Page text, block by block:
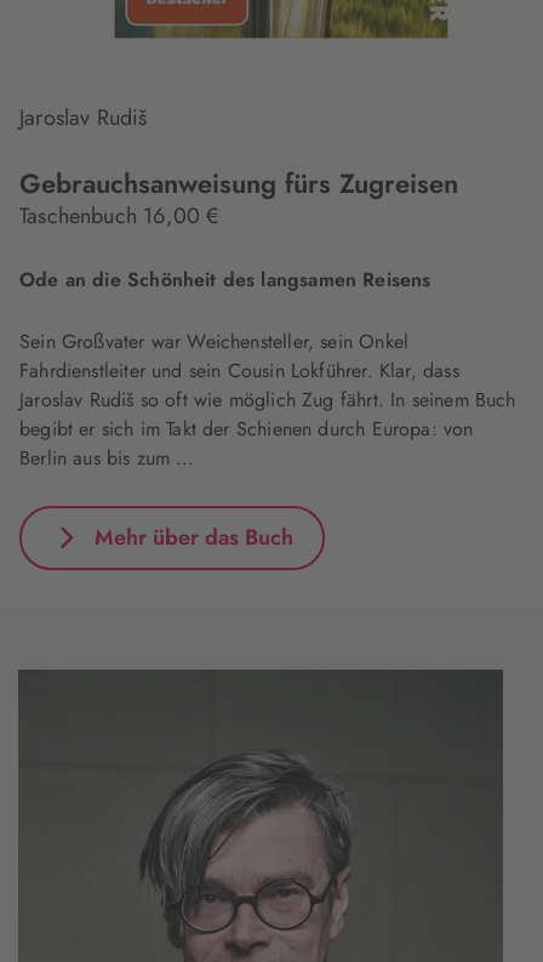
Jaroslav Rudiš
Gebrauchsanweisung fürs Zugreisen
Taschenbuch 16,00 €
Ode an die Schönheit des langsamen Reisens
Sein Großvater war Weichensteller, sein Onkel
Fahrdienstleiter und sein Cousin Lokführer. Klar, dass
Jaroslav Rudiš so oft wie möglich Zug fährt. In seinem Buch
begibt er sich im Takt der Schienen durch Europa: von
Berlin aus bis zum …
Mehr über das Buch